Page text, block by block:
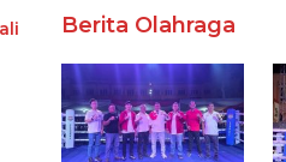
Berita Olahraga